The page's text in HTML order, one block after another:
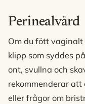
Perinealvård
Om du fött
klipp som syddes
ont, svullna och
rekommenderar att
eller frågor om